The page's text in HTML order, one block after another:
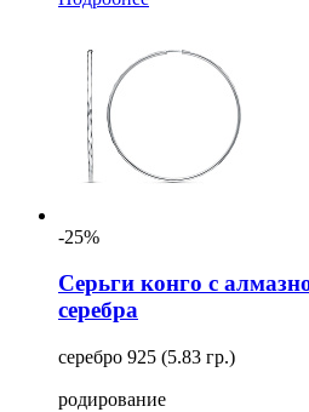
-25%
Серьги конго с
серебра
серебро 925 (5.83 гр.)
родирование